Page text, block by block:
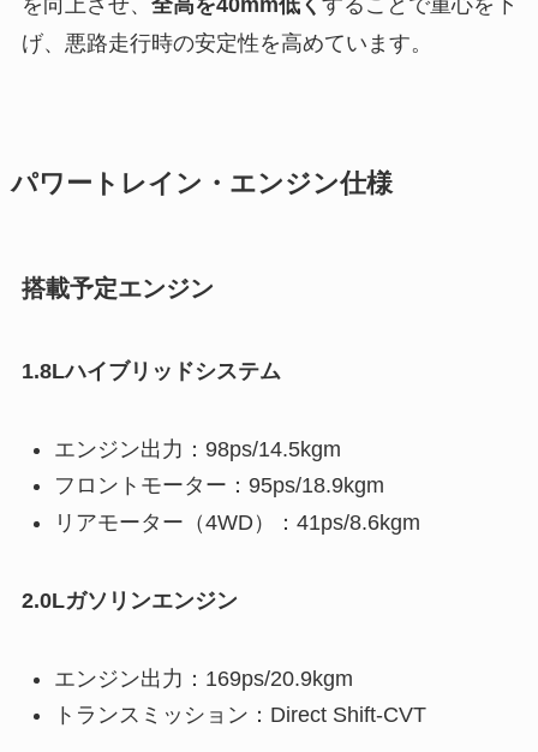
げ、悪路走行時の安定性を高めています。
パワートレイン・エンジン仕様
搭載予定エンジン
1.8Lハイブリッドシステム
エンジン出力：98ps/14.5kgm
フロントモーター：95ps/18.9kgm
リアモーター（4WD）：41ps/8.6kgm
2.0Lガソリンエンジン
エンジン出力：169ps/20.9kgm
トランスミッション：Direct Shift-CVT